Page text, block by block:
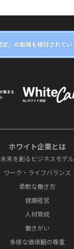
ホワイト企業とは
未来を創るビジネスモデル
ワーク・ライフバランス
柔軟な働き方
健康経営
人材育成
働きがい
多様な価値観の尊重